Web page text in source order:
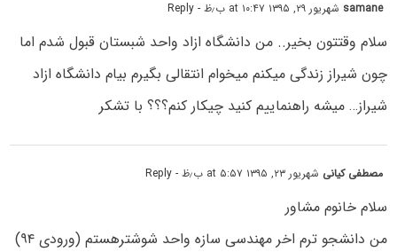
samane شهریور ۲۹, ۱۳۹۵ at ۱۰:۴۷ ب٫ظ - Reply
سلام وقتتون بخیر.. من دانشگاه ازاد واحد شبستان قبول شدم اما
چون شیراز زندگی میکنم میخوام انتقالی بگیرم بیام دانشگاه ازاد
شیراز… میشه راهنماییم کنید چیکار کنم؟؟؟ با تشکر
مصطفی کیانی شهریور ۲۳, ۱۳۹۵ at ۵:۵۷ ب٫ظ - Reply
سلام خانوم مشاور
من دانشجو ترم اخر مهندسی سازه واحد شوشترهستم (ورودی ۹۴)